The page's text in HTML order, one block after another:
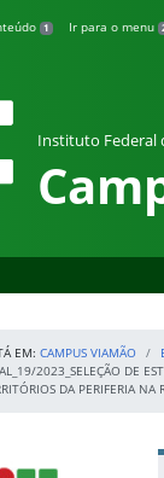
1 Ir para o menu
Instituto Federal
EM: CAMPUS VIAMÃO
2023_SELEÇÃO DE
DA PERIFERIA
navegação